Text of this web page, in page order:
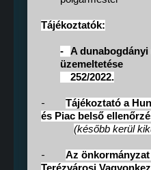
Tájékoztatók:
-
A
üzemeltetése
252/2022.
-
Tájékoztató a
és Piac belső
(később kerül
-
Az